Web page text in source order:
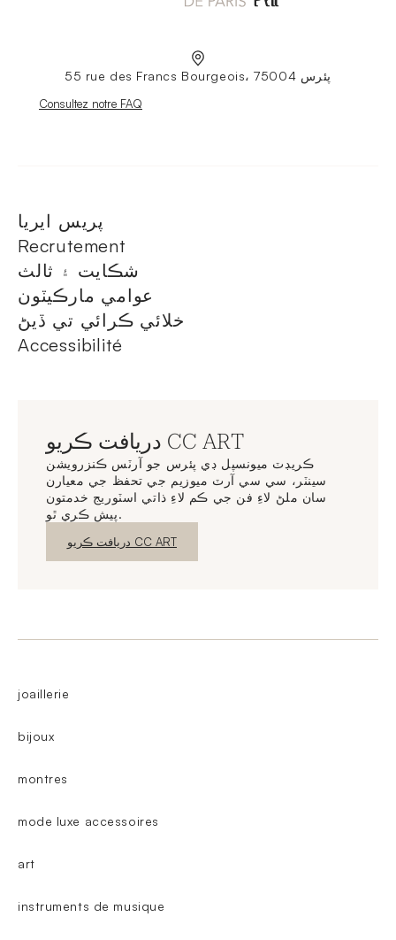
55 rue des Francs Bourgeois، 75004 پئرس
Nouvelle fenêtre
Consultez notre FAQ
پريس ايريا
Recrutement
شڪايت ۽ ثالث
عوامي مارڪيٽون
خلائي ڪرائي تي ڏيڻ
Accessibilité
دريافت ڪريو CC ART
ڪريڊٽ ميونسپل ڊي پئرس جو آرٽس ڪنزرويشن
سينٽر، سي سي آرٽ ميوزيم جي تحفظ جي معيارن
سان ملڻ لاءِ فن جي ڪم لاءِ ذاتي اسٽوريج خدمتون
پيش ڪري ٿو.
نئين ونڊو دريافت ڪريو CC ART
joaillerie
bijoux
montres
mode luxe accessoires
art
instruments de musique